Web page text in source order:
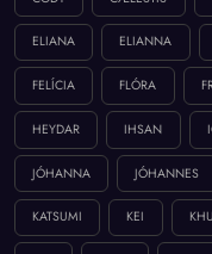
ELIANA ELIANNA
FELÍCIA FLÓRA
HEYDAR IHSAN
JÓHANNA JÓHANNES
KATSUMI KEI